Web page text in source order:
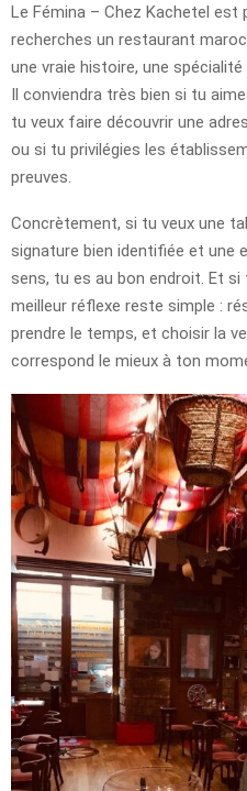
Le Fémina – Chez Kachetel
recherches un restaurant
une vraie histoire, une
Il conviendra très bien si tu
tu veux faire découvrir une
ou si tu privilégies les
preuves.
Concrètement, si tu veux une
signature bien identifiée et une
sens, tu es au bon endroit. Et
meilleur réflexe reste simple :
prendre le temps, et choisir la
correspond le mieux à ton